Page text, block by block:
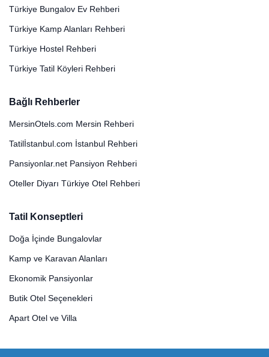
Türkiye Bungalov Ev Rehberi
Türkiye Kamp Alanları Rehberi
Türkiye Hostel Rehberi
Türkiye Tatil Köyleri Rehberi
Bağlı Rehberler
MersinOtels.com Mersin Rehberi
Tatilİstanbul.com İstanbul Rehberi
Pansiyonlar.net Pansiyon Rehberi
Oteller Diyarı Türkiye Otel Rehberi
Tatil Konseptleri
Doğa İçinde Bungalovlar
Kamp ve Karavan Alanları
Ekonomik Pansiyonlar
Butik Otel Seçenekleri
Apart Otel ve Villa